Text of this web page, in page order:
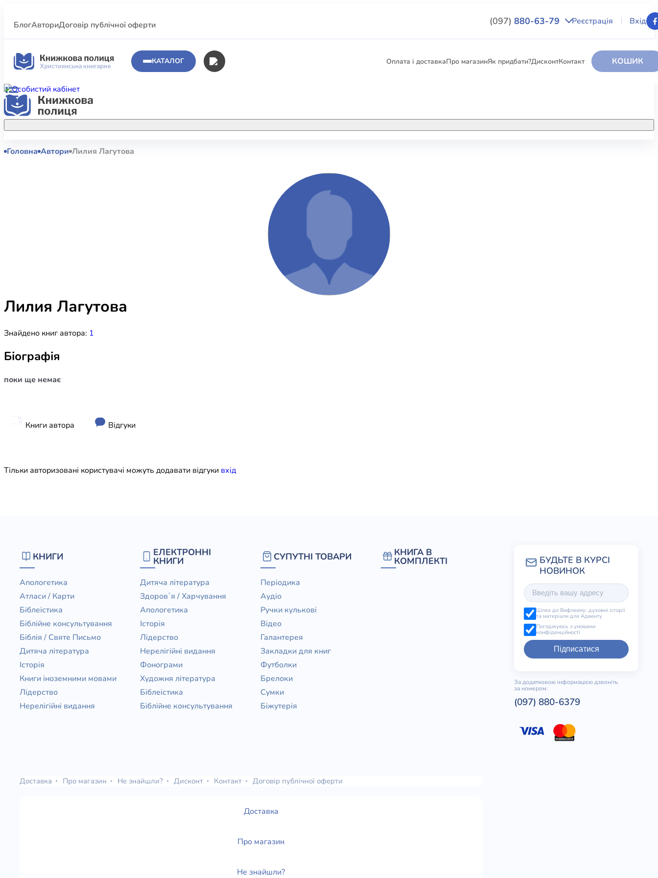
БлогАвториДоговір публічної оферти (097) 880-63-79 Реєстрація Вхід
КАТАЛОГ Оплата і доставкаПро магазинЯк придбати?ДисконтКонтакт КОШИК
Акційні пропозиції
полиці.
КНИГИ
Біблійне консультування
Художня література
ЕЛЕКТРОННІ КНИГИ
КНИГА В КОМПЛЕКТІ
Головна Автори Лилия Лагутова
Лилия Лагутова
Знайдено книг автора: 1
Біографія
поки ще немає
Книги автора Відгуки
Тільки авторизовані користувачі можуть додавати відгуки вхiд
КНИГИ
Апологетика
Атласи / Карти
Біблеістика
Біблійне консультування
Біблія / Святе Письмо
Дитяча література
Історія
Книги іноземними мовами
Лідерство
Нерелігійні видання
ЕЛЕКТРОННІ
КНИГИ
Дитяча література
Здоров`я / Харчування
Апологетика
Історія
Лідерство
Нерелігійні видання
Фонограми
Художня література
Біблеістика
Біблійне консультування
СУПУТНІ ТОВАРИ
Періодика
Аудіо
Ручки кулькові
Відео
Галантерея
Закладки для книг
Футболки
Брелоки
Сумки
Біжутерія
КНИГА В
КОМПЛЕКТІ
Шлях до Вифлеєму: духовні історії
та матеріали для Адвенту
Погоджуюсь з умовами
конфіденційності
Підписатися
За додатковою інформацією дзвоніть
за номером:
(097) 880-6379
Доставка Про магазин Не знайшли? Дисконт Контакт Договір публічної оферти
Доставка
Про магазин
Не знайшли?